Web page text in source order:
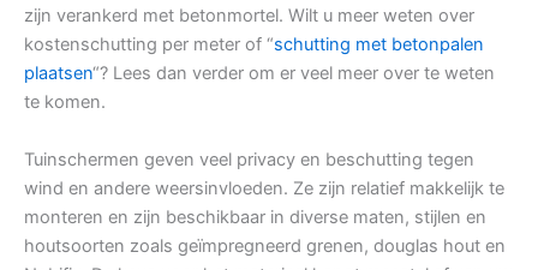
zijn verankerd met betonmortel. Wilt u meer weten over
kostenschutting per meter of “schutting met betonpalen
plaatsen“? Lees dan verder om er veel meer over te weten
te komen.
Tuinschermen geven veel privacy en beschutting tegen
wind en andere weersinvloeden. Ze zijn relatief makkelijk te
monteren en zijn beschikbaar in diverse maten, stijlen en
houtsoorten zoals geïmpregneerd grenen, douglas hout en